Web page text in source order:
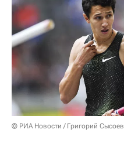
© РИА Новости / Григорий Сысоев